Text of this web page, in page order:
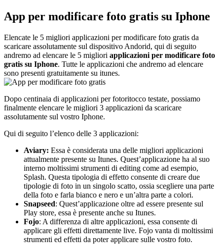
App per modificare foto gratis su Iphone
Elencate le 5 migliori applicazioni per modificare foto gratis da
scaricare assolutamente sul dispositivo Andorid, qui di seguito
andremo ad elencare le 5 migliori applicazioni per modificare foto
gratis su Iphone. Tutte le applicazioni che andremo ad elencare
sono presenti gratuitamente su itunes.
Dopo centinaia di applicazioni per fotoritocco testate, possiamo
finalmente elencare le migliori 3 applicazioni da scaricare
assolutamente sul vostro Iphone.
Qui di seguito l’elenco delle 3 applicazioni:
Aviary: Essa è considerata una delle migliori applicazioni
attualmente presente su Itunes. Quest’applicazione ha al suo
interno moltissimi strumenti di editing come ad esempio,
Splash. Questa tipologia di effetto consente di creare due
tipologie di foto in un singolo scatto, ossia scegliere una parte
della foto e farla bianco e nero e un’altra parte a colori.
Snapseed: Quest’applicazione oltre ad essere presente sul
Play store, essa è presente anche su Itunes.
Fojo: A differenza di altre applicazioni, essa consente di
applicare gli effetti direttamente live. Fojo vanta di moltissimi
strumenti ed effetti da poter applicare sulle vostro foto.